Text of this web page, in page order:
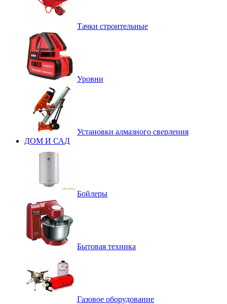
Тачки строительные
Уровни
Установки алмазного сверления
ДОМ И САД
Бойлеры
Бытовая техника
Газовое оборудование